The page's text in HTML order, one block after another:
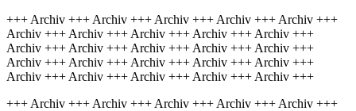
+++ Archiv +++ Archiv +++ Archiv +++ Archiv +++ Archiv +++
Archiv +++ Archiv +++ Archiv +++ Archiv +++ Archiv +++
Archiv +++ Archiv +++ Archiv +++ Archiv +++ Archiv +++
Archiv +++ Archiv +++ Archiv +++ Archiv +++ Archiv +++
Archiv +++ Archiv +++ Archiv +++ Archiv +++ Archiv +++
+++ Archiv +++ Archiv +++ Archiv +++ Archiv +++ Archiv +++